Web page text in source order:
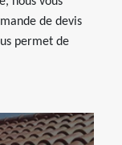
de devis
permet de